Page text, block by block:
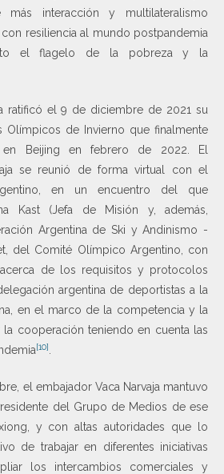
interacción y multilateralismo
resiliencia al mundo postpandemia
el flagelo de la pobreza y la
ratificó el 9 de diciembre de 2021 su
Olímpicos de Invierno que finalmente
Beijing en febrero de 2022. El
se reunió de forma virtual con el
en un encuentro del que
Kast (Jefa de Misión y, además,
Argentina de Ski y Andinismo -
del Comité Olímpico Argentino, con
de los requisitos y protocolos
argentina de deportistas a la
en el marco de la competencia y la
cooperación teniendo en cuenta las
[10]
el embajador Vaca Narvaja mantuvo
del Grupo de Medios de ese
y con altas autoridades que lo
de trabajar en diferentes iniciativas
los intercambios comerciales y